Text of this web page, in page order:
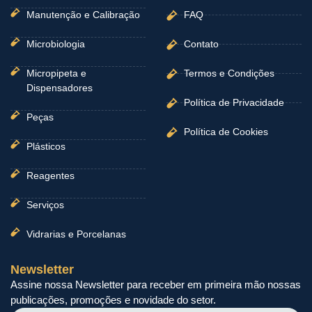
Manutenção e Calibração
Microbiologia
Micropipeta e
Dispensadores
Peças
Plásticos
Reagentes
Serviços
Vidrarias e Porcelanas
FAQ
Contato
Termos e Condições
Política de Privacidade
Política de Cookies
Newsletter
Assine nossa Newsletter para receber em primeira mão nossas
publicações, promoções e novidade do setor.